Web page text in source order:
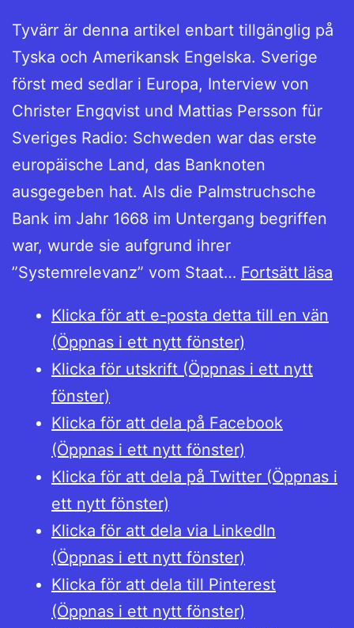
Tyvärr är denna artikel enbart tillgänglig på
Tyska och Amerikansk Engelska. Sverige
först med sedlar i Europa, Interview von
Christer Engqvist und Mattias Persson für
Sveriges Radio: Schweden war das erste
europäische Land, das Banknoten
ausgegeben hat. Als die Palmstruchsche
Bank im Jahr 1668 im Untergang begriffen
war, wurde sie aufgrund ihrer
”Systemrelevanz” vom Staat… Fortsätt läsa
Klicka för att e-posta detta till en vän
(Öppnas i ett nytt fönster)
Klicka för utskrift (Öppnas i ett nytt
fönster)
Klicka för att dela på Facebook
(Öppnas i ett nytt fönster)
Klicka för att dela på Twitter (Öppnas i
ett nytt fönster)
Klicka för att dela via LinkedIn
(Öppnas i ett nytt fönster)
Klicka för att dela till Pinterest
(Öppnas i ett nytt fönster)